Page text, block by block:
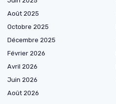
Août 2025
Octobre 2025
Décembre 2025
Février 2026
Avril 2026
Juin 2026
Août 2026